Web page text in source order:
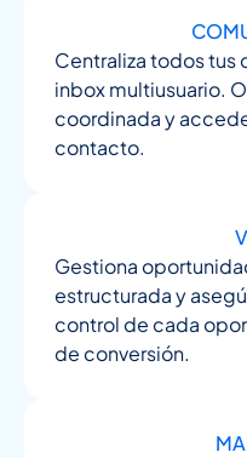
Centraliza todos tus
inbox multiusuario.
coordinada y
contacto.
Gestiona
estructurada y
control de cada
de conversión.